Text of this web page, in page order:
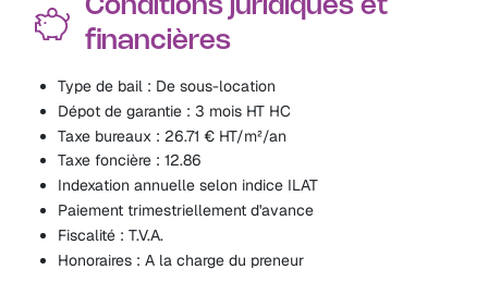
Conditions juridiques et
financières
Type de bail : De sous-location
Dépot de garantie : 3 mois HT HC
Taxe bureaux : 26.71 € HT/m²/an
Taxe foncière : 12.86
Indexation annuelle selon indice ILAT
Paiement trimestriellement d'avance
Fiscalité : T.V.A.
Honoraires : A la charge du preneur